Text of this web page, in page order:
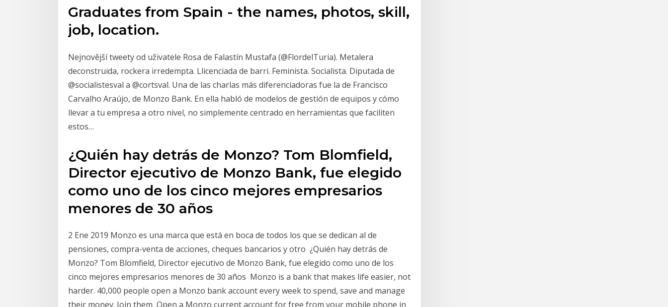
Graduates from Spain - the names, photos, skill,
job, location.
Nejnovější tweety od uživatele Rosa de Falastín Mustafa (@FlordelTuria). Metalera
deconstruïda, rockera irredempta. Llicenciada de barri. Feminista. Socialista. Diputada de
@socialistesval a @cortsval. Una de las charlas más diferenciadoras fue la de Francisco
Carvalho Araújo, de Monzo Bank. En ella habló de modelos de gestión de equipos y cómo
llevar a tu empresa a otro nivel, no simplemente centrado en herramientas que faciliten
estos…
¿Quién hay detrás de Monzo? Tom Blomfield,
Director ejecutivo de Monzo Bank, fue elegido
como uno de los cinco mejores empresarios
menores de 30 años
2 Ene 2019 Monzo es una marca que está en boca de todos los que se dedican al de
pensiones, compra-venta de acciones, cheques bancarios y otro ¿Quién hay detrás de
Monzo? Tom Blomfield, Director ejecutivo de Monzo Bank, fue elegido como uno de los
cinco mejores empresarios menores de 30 años Monzo is a bank that makes life easier, not
harder. 40,000 people open a Monzo bank account every week to spend, save and manage
their money. Join them Open a Monzo current account for free from your mobile phone in